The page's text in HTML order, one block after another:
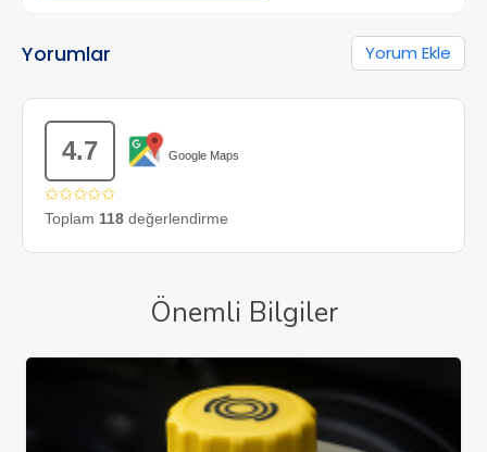
Yorumlar Yorum Ekle
4.7 Google Maps
✩✩✩✩✩
Toplam 118 değerlendirme
Önemli Bilgiler